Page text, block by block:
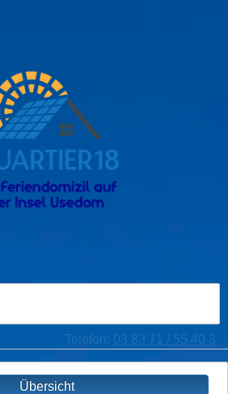
Telefon: 03 83 71 / 55 40 3
Übersicht